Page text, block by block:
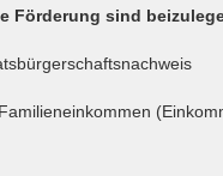
Förderung sind